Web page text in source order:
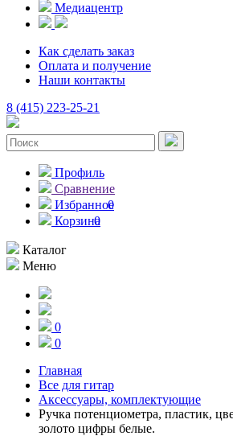
Медиацентр
Как сделать заказ
Оплата и получение
Наши контакты
8 (415) 223-25-21
Профиль
Сравнение
Избранное
0
Корзина
0
Каталог
Меню
0
0
Главная
Все для гитар
Аксессуары, комплектующие
Ручка потенциометра, пластик,
золото цифры белые.